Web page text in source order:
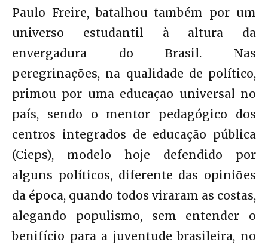
Paulo Freire, batalhou também por um
universo estudantil à altura da
envergadura do Brasil. Nas
peregrinações, na qualidade de político,
primou por uma educação universal no
país, sendo o mentor pedagógico dos
centros integrados de educação pública
(Cieps), modelo hoje defendido por
alguns políticos, diferente das opiniões
da época, quando todos viraram as costas,
alegando populismo, sem entender o
benifício para a juventude brasileira, no